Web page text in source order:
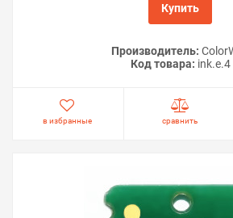
Купить
Производитель:
Код товара: ink.e.4
в избранные сравнить